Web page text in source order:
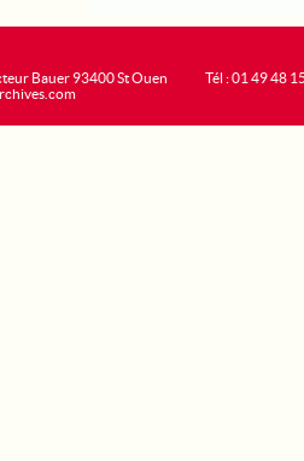
Bauer 93400 St Ouen
Tél : 01 49 48